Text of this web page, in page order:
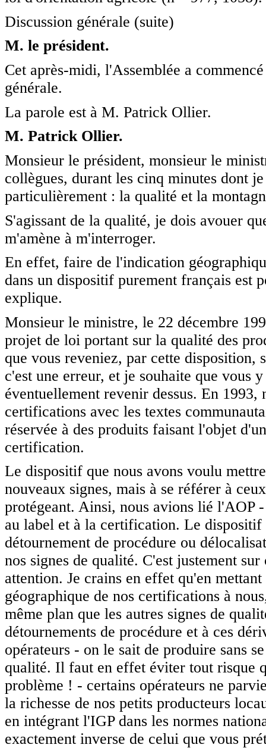
Discussion générale (suite)
M. le président.
Cet après-midi, l'Assemblée a
générale.
La parole est à M. Patrick Ollier.
M. Patrick Ollier.
Monsieur le président, monsieur le
collègues, durant les cinq minutes dont
particulièrement : la qualité et la
S'agissant de la qualité, je dois avouer
m'amène à m'interroger.
En effet, faire de l'indication
dans un dispositif purement français est
explique.
Monsieur le ministre, le 22 décembre
projet de loi portant sur la qualité des
que vous reveniez, par cette disposition,
c'est une erreur, et je souhaite que vous
éventuellement revenir dessus. En
certifications avec les textes
réservée à des produits faisant l'objet
certification.
Le dispositif que nous avons voulu
nouveaux signes, mais à se référer à
protégeant. Ainsi, nous avions lié l'AOP
au label et à la certification. Le
détournement de procédure ou
nos signes de qualité. C'est justement
attention. Je crains en effet qu'en
géographique de nos certifications à
même plan que les autres signes de
détournements de procédure et à ces
opérateurs - on le sait de produire sans
qualité. Il faut en effet éviter tout risque
problème ! - certains opérateurs ne
la richesse de nos petits producteurs
en intégrant l'IGP dans les normes
exactement inverse de celui que vous